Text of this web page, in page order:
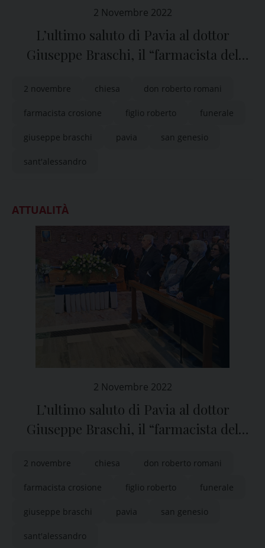
2 Novembre 2022
L’ultimo saluto di Pavia al dottor
Giuseppe Braschi, il “farmacista del
2 novembre chiesa don roberto romani
farmacista crosione figlio roberto funerale
giuseppe braschi pavia san genesio
sant'alessandro
ATTUALITÀ
2 Novembre 2022
L’ultimo saluto di Pavia al dottor
Giuseppe Braschi, il “farmacista del
2 novembre chiesa don roberto romani
farmacista crosione figlio roberto funerale
giuseppe braschi pavia san genesio
sant'alessandro